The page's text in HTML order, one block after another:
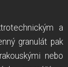
a
granulát pak
nebo